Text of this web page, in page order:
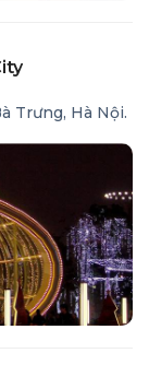
Trưng, Hà Nội.